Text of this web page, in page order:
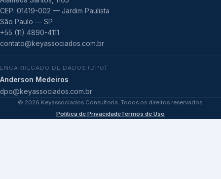
CEP: 01419-002 — Jardim Paulista
São Paulo — SP
+55 (11) 4890-4111
contato@keyassociados.com.br
ENCARREGADO DE DADOS (DPO)
Anderson Medeiros
dpo@keyassociados.com.br
© 2026 Keyassociados Consultoria. Todos os direitos reservados.
Política de PrivacidadeTermos de Uso